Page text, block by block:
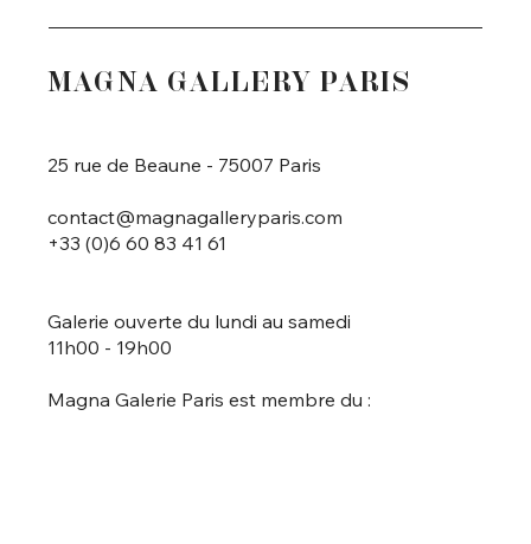
MAGNA GALLERY PARIS
25 rue de Beaune - 75007 Paris
contact@magnagalleryparis.com
+33 (0)6 60 83 41 61
Galerie ouverte du lundi au samedi
11h00 - 19h00
Magna Galerie Paris est membre du :